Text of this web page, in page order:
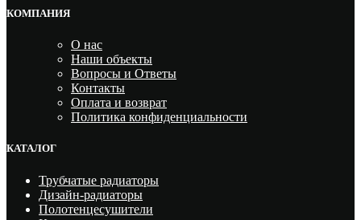
КОМПАНИЯ
О нас
Наши объекты
Вопросы и Ответы
Контакты
Оплата и возврат
Политика конфиденциальности
КАТАЛОГ
Трубчатые радиаторы
Дизайн-радиаторы
Полотенцесушители